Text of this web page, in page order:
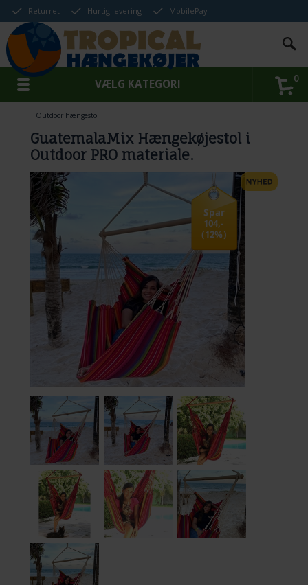
Returret Hurtig levering MobilePay
0
VÆLG KATEGORI
Outdoor hængestol
GuatemalaMix Hængekøjestol i
Outdoor PRO materiale.
Spar
104,-
(12%)